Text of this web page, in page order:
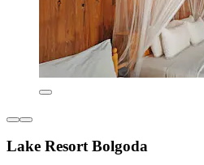
Lake Resort Bolgoda